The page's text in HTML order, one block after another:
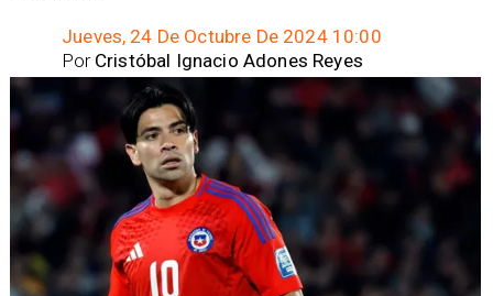
Jueves, 24 De Octubre De 2024 10:00
Cristóbal Ignacio Adones Reyes
Por